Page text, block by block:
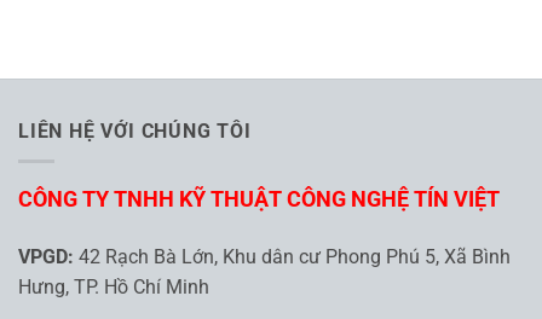
LIÊN HỆ VỚI CHÚNG TÔI
CÔNG TY TNHH KỸ THUẬT CÔNG NGHỆ TÍN VIỆT
VPGD: 42 Rạch Bà Lớn, Khu dân cư Phong Phú 5, Xã Bình
Hưng, TP. Hồ Chí Minh